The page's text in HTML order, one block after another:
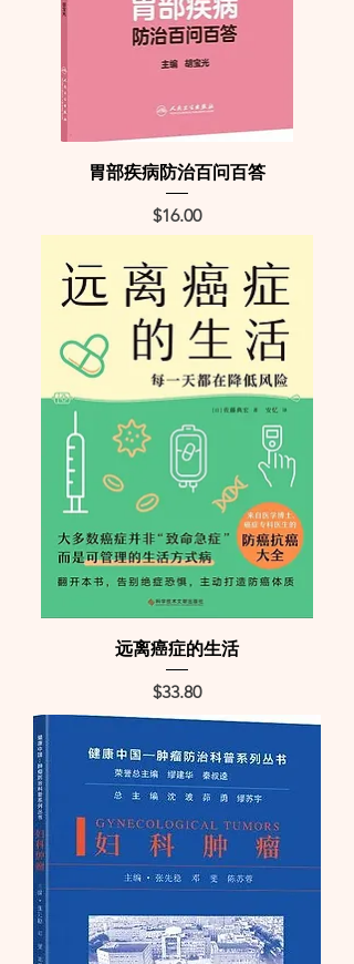
胃部疾病防治百问百答
Price
$16.00
远离癌症的生活
Price
$33.80